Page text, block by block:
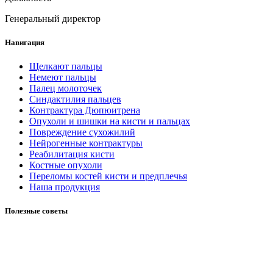
Генеральный директор
Навигация
Щелкают пальцы
Немеют пальцы
Палец молоточек
Синдактилия пальцев
Контрактура Дюпюитрена
Опухоли и шишки на кисти и пальцах
Повреждение сухожилий
Нейрогенные контрактуры
Реабилитация кисти
Костные опухоли
Переломы костей кисти и предплечья
Наша продукция
Полезные советы